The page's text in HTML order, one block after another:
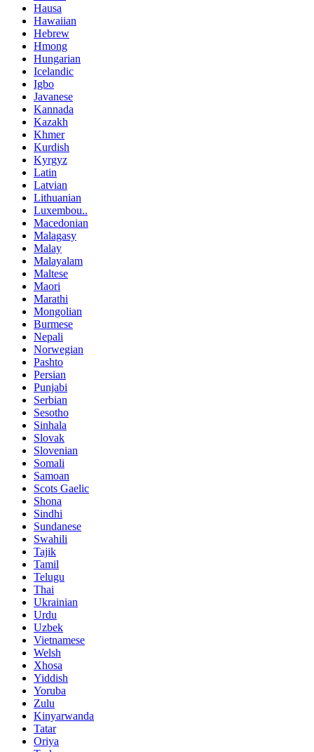
Hausa
Hawaiian
Hebrew
Hmong
Hungarian
Icelandic
Igbo
Javanese
Kannada
Kazakh
Khmer
Kurdish
Kyrgyz
Latin
Latvian
Lithuanian
Luxembou..
Macedonian
Malagasy
Malay
Malayalam
Maltese
Maori
Marathi
Mongolian
Burmese
Nepali
Norwegian
Pashto
Persian
Punjabi
Serbian
Sesotho
Sinhala
Slovak
Slovenian
Somali
Samoan
Scots Gaelic
Shona
Sindhi
Sundanese
Swahili
Tajik
Tamil
Telugu
Thai
Ukrainian
Urdu
Uzbek
Vietnamese
Welsh
Xhosa
Yiddish
Yoruba
Zulu
Kinyarwanda
Tatar
Oriya